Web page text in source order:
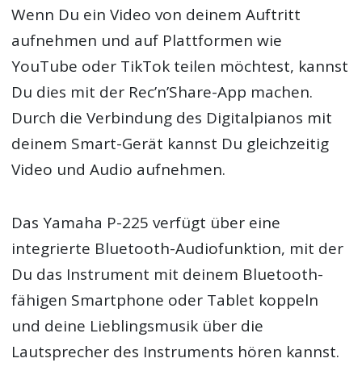
Wenn Du ein Video von deinem Auftritt
aufnehmen und auf Plattformen wie
YouTube oder TikTok teilen möchtest, kannst
Du dies mit der Rec’n’Share-App machen.
Durch die Verbindung des Digitalpianos mit
deinem Smart-Gerät kannst Du gleichzeitig
Video und Audio aufnehmen.
Das Yamaha P-225 verfügt über eine
integrierte Bluetooth-Audiofunktion, mit der
Du das Instrument mit deinem Bluetooth-
fähigen Smartphone oder Tablet koppeln
und deine Lieblingsmusik über die
Lautsprecher des Instruments hören kannst.